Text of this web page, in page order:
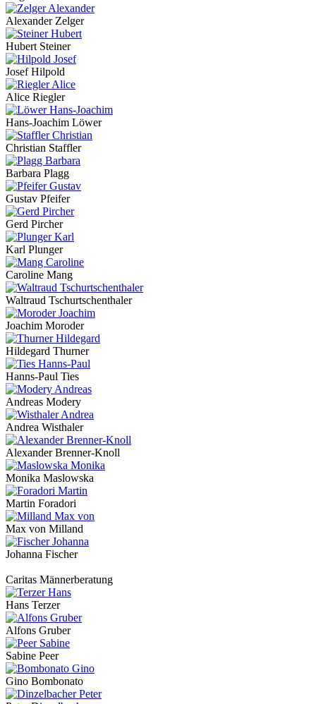
Alexander Zelger
Hubert Steiner
Josef Hilpold
Alice Riegler
Hans-Joachim Löwer
Christian Staffler
Barbara Plagg
Gustav Pfeifer
Gerd Pircher
Karl Plunger
Caroline Mang
Waltraud Tschurtschenthaler
Joachim Moroder
Hildegard Thurner
Hanns-Paul Ties
Andreas Modery
Andrea Wisthaler
Alexander Brenner-Knoll
Monika Maslowska
Martin Foradori
Max von Milland
Johanna Fischer
Caritas Männerberatung
Hans Terzer
Alfons Gruber
Sabine Peer
Gino Bombonato